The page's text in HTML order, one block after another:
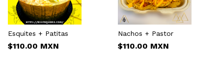
Esquites + Patitas
$110.00 MXN
Nachos + Pastor
$110.00 MXN